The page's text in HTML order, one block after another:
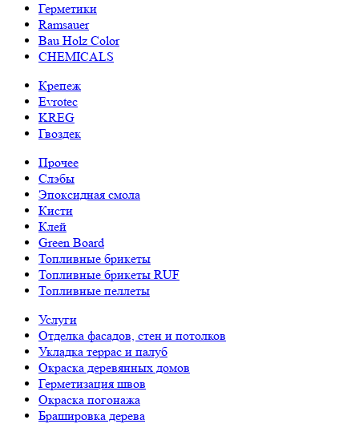
Герметики
Ramsauer
Bau Holz Color
CHEMICALS
Крепеж
Evrotec
KREG
Гвоздек
Прочее
Слэбы
Эпоксидная смола
Кисти
Клей
Green Board
Топливные брикеты
Топливные брикеты RUF
Топливные пеллеты
Услуги
Отделка фасадов, стен и потолков
Укладка террас и палуб
Окраска деревянных домов
Герметизация швов
Окраска погонажа
Брашировка дерева